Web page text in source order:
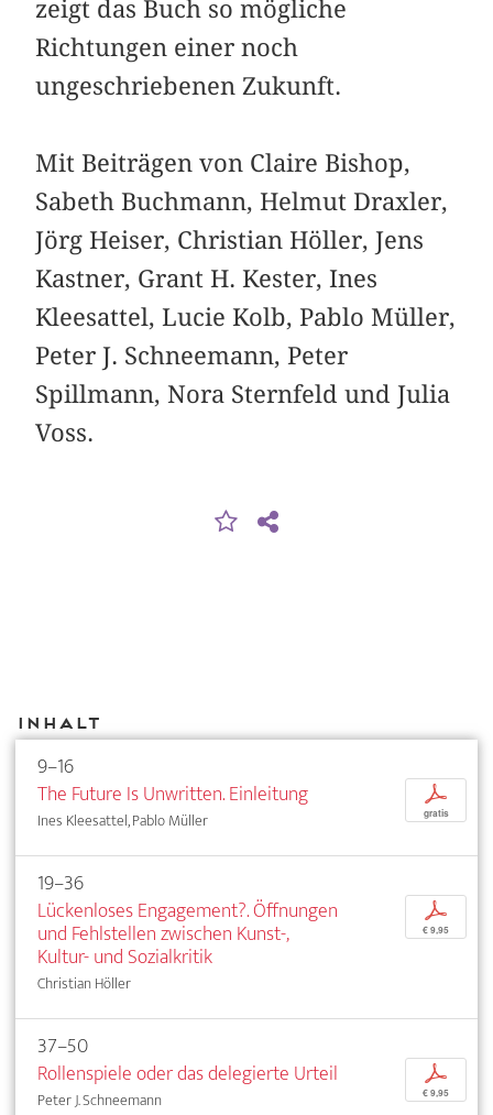
zeigt das Buch so mögliche
Richtungen einer noch
ungeschriebenen Zukunft.
Mit Beiträgen von Claire Bishop,
Sabeth Buchmann, Helmut Draxler,
Jörg Heiser, Christian Höller, Jens
Kastner, Grant H. Kester, Ines
Kleesattel, Lucie Kolb, Pablo Müller,
Peter J. Schneemann, Peter
Spillmann, Nora Sternfeld und Julia
Voss.
Inhalt
9–16
The Future Is Unwritten. Einleitung
Ines Kleesattel, Pablo Müller
p
gratis
19–36
Lückenloses Engagement?. Öffnungen
und Fehlstellen zwischen Kunst-,
Kultur- und Sozialkritik
Christian Höller
p
€ 9,95
37–50
Rollenspiele oder das delegierte Urteil
Peter J. Schneemann
p
€ 9,95